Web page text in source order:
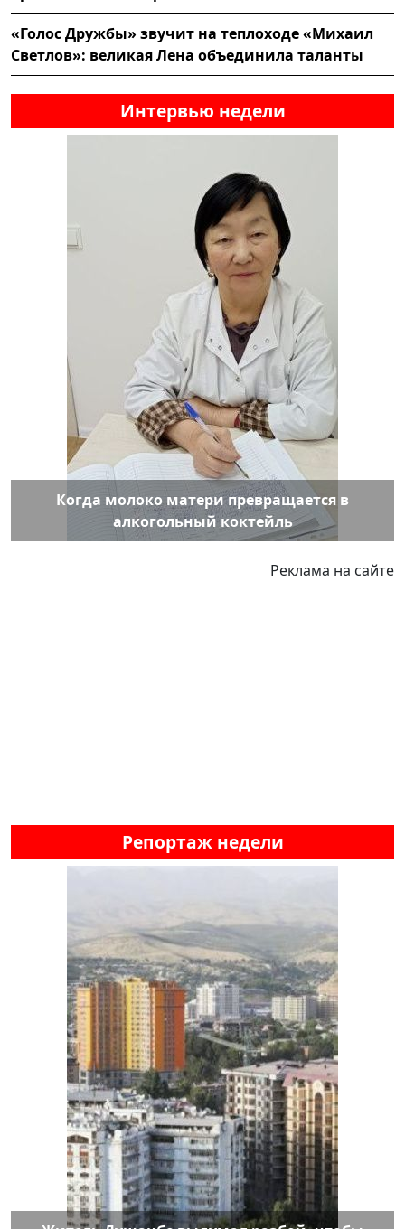
«Голос Дружбы» звучит на теплоходе «Михаил
Светлов»: великая Лена объединила таланты
Интервью недели
Когда молоко матери превращается в
алкогольный коктейль
Реклама на сайте
Репортаж недели